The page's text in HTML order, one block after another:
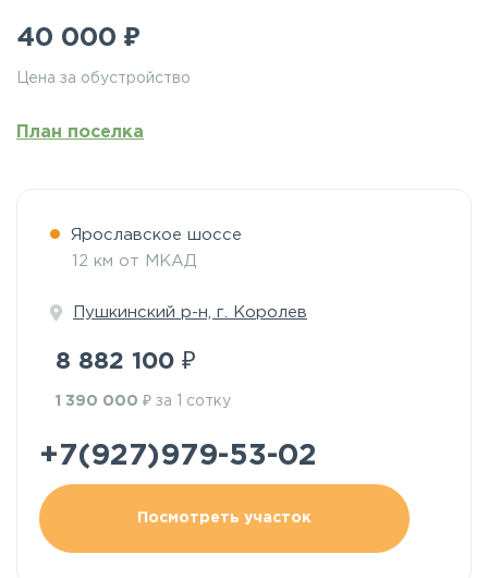
40 000 ₽
Цена за обустройство
План поселка
Ярославское шоссе
12 км от МКАД
Пушкинский р-н, г. Королев
8 882 100 ₽
1 390 000 ₽ за 1 сотку
+7(927)979-53-02
Посмотреть участок